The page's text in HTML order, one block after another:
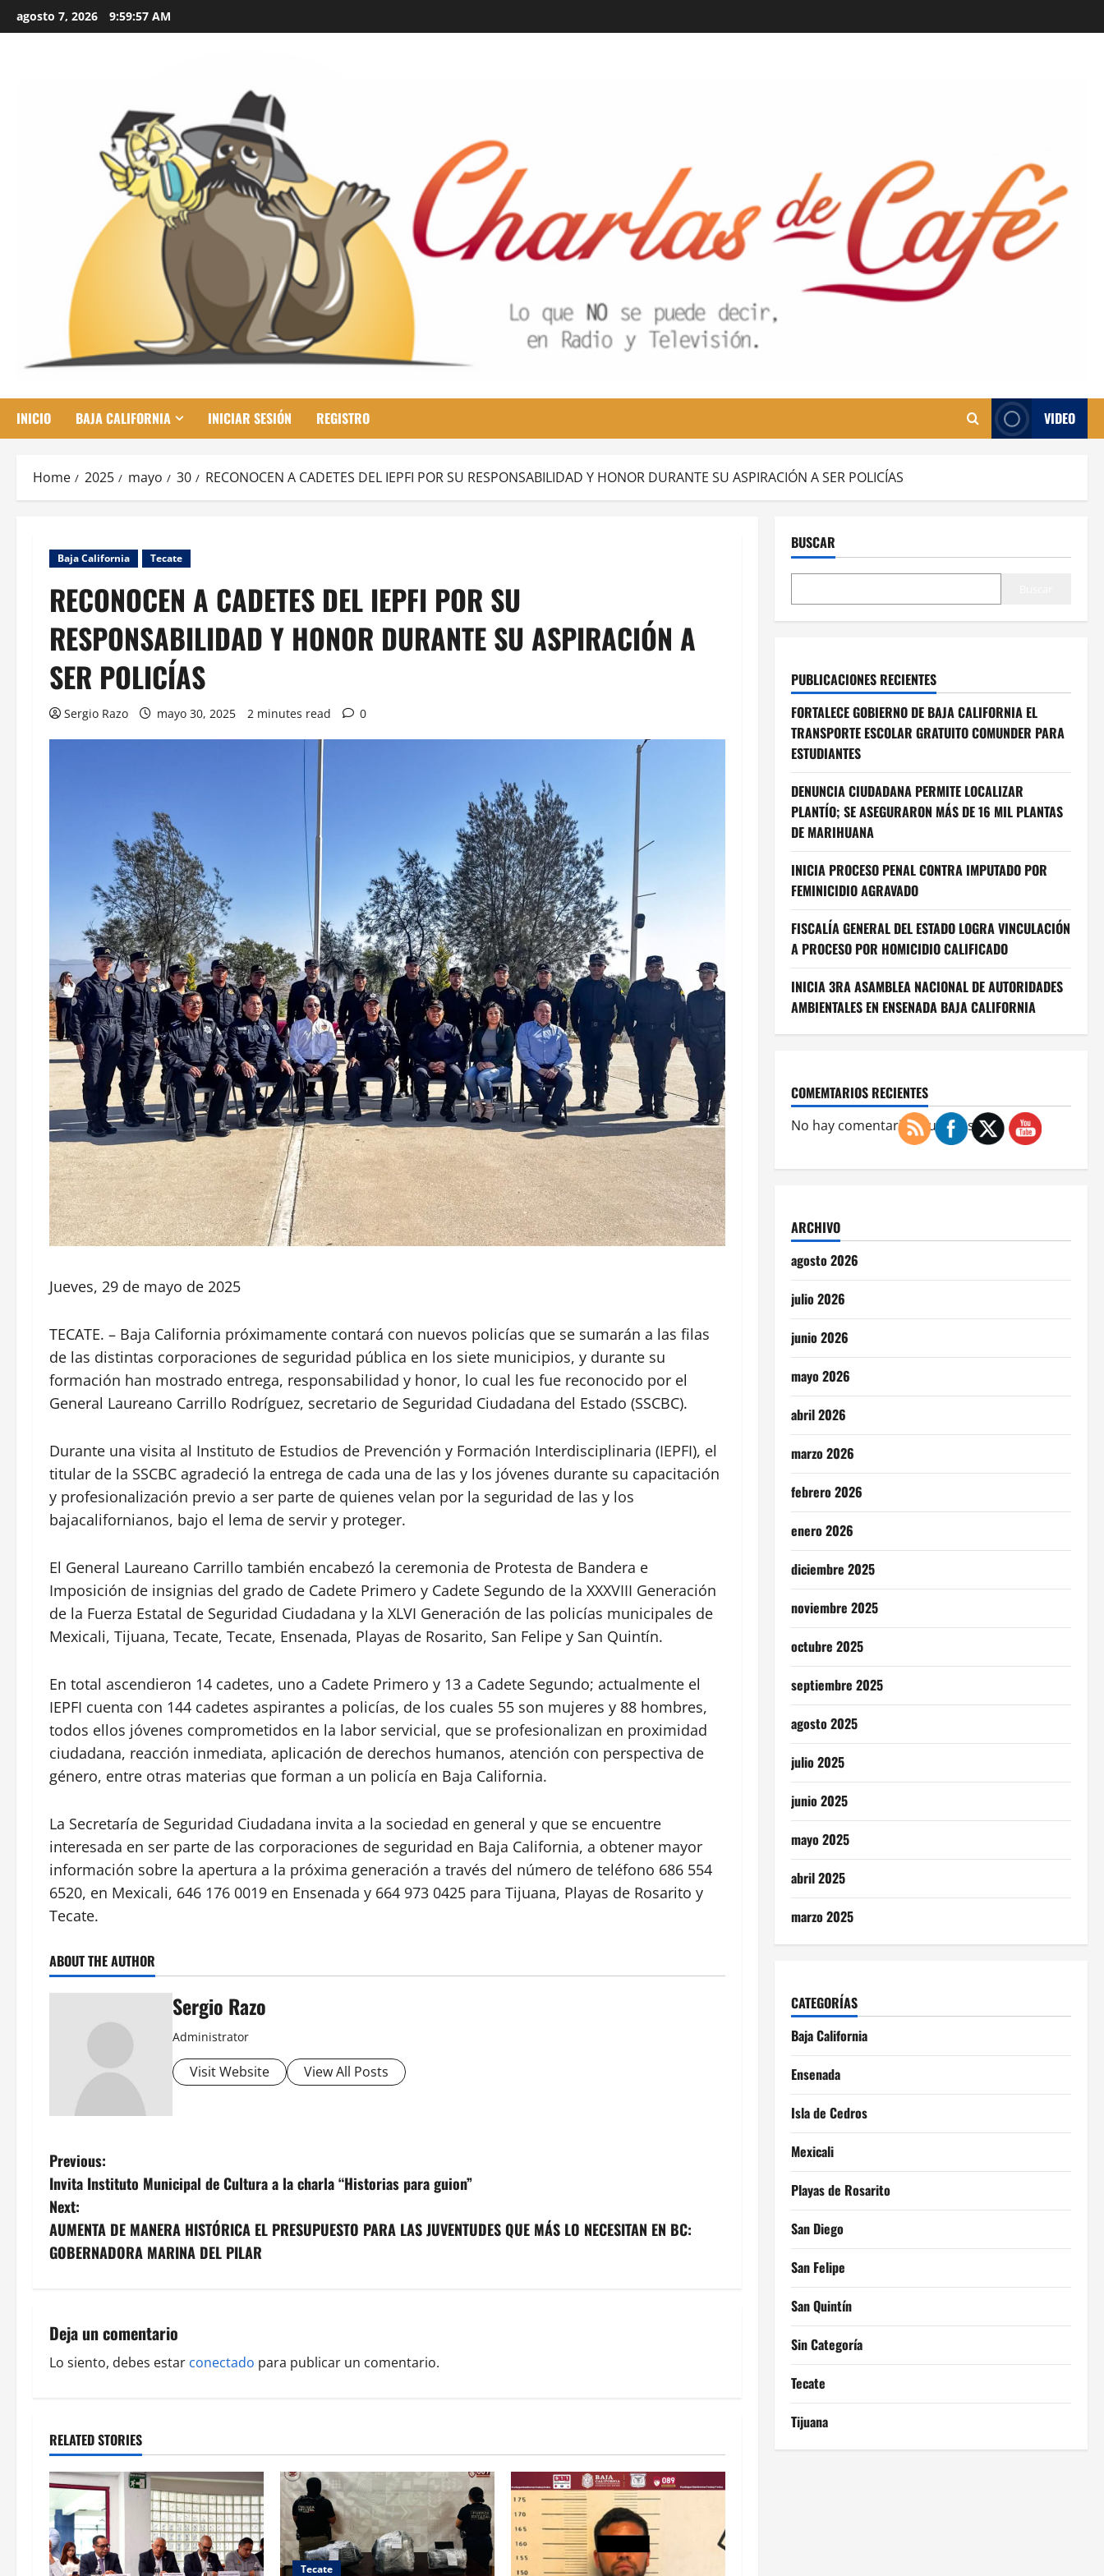
to
agosto 7, 2026 9:59:59 AM
INICIO BAJA CALIFORNIA INICIAR SESIÓN REGISTRO VIDEO
Home 2025 mayo 30 RECONOCEN A CADETES DEL IEPFI POR SU RESPONSABILIDAD Y HONOR DURANTE SU ASPIRACIÓN A SER POLICÍAS
Baja California Tecate
RECONOCEN A CADETES DEL IEPFI POR SU
RESPONSABILIDAD Y HONOR DURANTE SU ASPIRACIÓN A
SER POLICÍAS
Sergio Razo mayo 30, 2025 2 minutes read 0
Jueves, 29 de mayo de 2025
TECATE. – Baja California próximamente contará con nuevos policías que se sumarán a las filas
de las distintas corporaciones de seguridad pública en los siete municipios, y durante su
formación han mostrado entrega, responsabilidad y honor, lo cual les fue reconocido por el
General Laureano Carrillo Rodríguez, secretario de Seguridad Ciudadana del Estado (SSCBC).
Durante una visita al Instituto de Estudios de Prevención y Formación Interdisciplinaria (IEPFI), el
titular de la SSCBC agradeció la entrega de cada una de las y los jóvenes durante su capacitación
y profesionalización previo a ser parte de quienes velan por la seguridad de las y los
bajacalifornianos, bajo el lema de servir y proteger.
El General Laureano Carrillo también encabezó la ceremonia de Protesta de Bandera e
Imposición de insignias del grado de Cadete Primero y Cadete Segundo de la XXXVIII Generación
de la Fuerza Estatal de Seguridad Ciudadana y la XLVI Generación de las policías municipales de
Mexicali, Tijuana, Tecate, Tecate, Ensenada, Playas de Rosarito, San Felipe y San Quintín.
En total ascendieron 14 cadetes, uno a Cadete Primero y 13 a Cadete Segundo; actualmente el
IEPFI cuenta con 144 cadetes aspirantes a policías, de los cuales 55 son mujeres y 88 hombres,
todos ellos jóvenes comprometidos en la labor servicial, que se profesionalizan en proximidad
ciudadana, reacción inmediata, aplicación de derechos humanos, atención con perspectiva de
género, entre otras materias que forman a un policía en Baja California.
La Secretaría de Seguridad Ciudadana invita a la sociedad en general y que se encuentre
interesada en ser parte de las corporaciones de seguridad en Baja California, a obtener mayor
información sobre la apertura a la próxima generación a través del número de teléfono 686 554
6520, en Mexicali, 646 176 0019 en Ensenada y 664 973 0425 para Tijuana, Playas de Rosarito y
Tecate.
ABOUT THE AUTHOR
Sergio Razo
Administrator
Visit Website View All Posts
P
o
s
t
a
v
g
a
t
i
Previous:
Invita Instituto Municipal de Cultura a la charla “Historias para guion”
Next:
AUMENTA DE MANERA HISTÓRICA EL PRESUPUESTO PARA LAS JUVENTUDES QUE MÁS LO NECESITAN EN BC:
GOBERNADORA MARINA DEL PILAR
Deja un comentario
Lo siento, debes estar conectado para publicar un comentario.
RELATED STORIES
Tecate
BUSCAR
PUBLICACIONES RECIENTES
FORTALECE GOBIERNO DE BAJA CALIFORNIA EL
TRANSPORTE ESCOLAR GRATUITO COMUNDER PARA
ESTUDIANTES
DENUNCIA CIUDADANA PERMITE LOCALIZAR
PLANTÍO; SE ASEGURARON MÁS DE 16 MIL PLANTAS
DE MARIHUANA
INICIA PROCESO PENAL CONTRA IMPUTADO POR
FEMINICIDIO AGRAVADO
FISCALÍA GENERAL DEL ESTADO LOGRA VINCULACIÓN
A PROCESO POR HOMICIDIO CALIFICADO
INICIA 3RA ASAMBLEA NACIONAL DE AUTORIDADES
AMBIENTALES EN ENSENADA BAJA CALIFORNIA
COMEMTARIOS RECIENTES
No hay comentarios que mostrar.
ARCHIVO
agosto 2026
julio 2026
junio 2026
mayo 2026
abril 2026
marzo 2026
febrero 2026
enero 2026
diciembre 2025
noviembre 2025
octubre 2025
septiembre 2025
agosto 2025
julio 2025
junio 2025
mayo 2025
abril 2025
marzo 2025
CATEGORÍAS
Baja California
Ensenada
Isla de Cedros
Mexicali
Playas de Rosarito
San Diego
San Felipe
San Quintín
Sin Categoría
Tecate
Tijuana